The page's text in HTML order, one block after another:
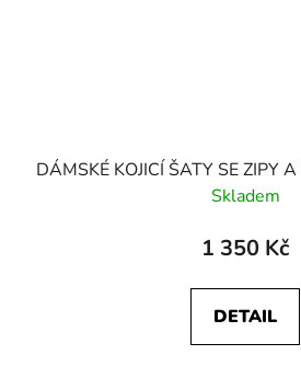
DÁMSKÉ KOJICÍ ŠATY SE ZIPY
Skladem
1 350 Kč
DETAIL